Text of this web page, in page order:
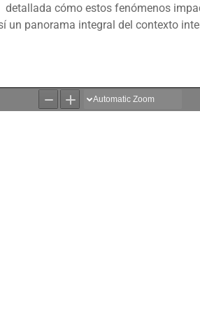
cómo estos fenómenos
un panorama integral del contexto